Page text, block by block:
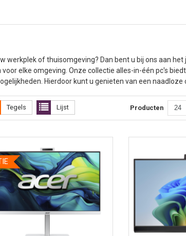
werkplek of thuisomgeving? Dan bent u bij ons aan
elke omgeving. Onze collectie alles-in-één pc's
Hierdoor kunt u genieten van een
Tegels Lijst Producten
Bekijk meer informatie Bekijk